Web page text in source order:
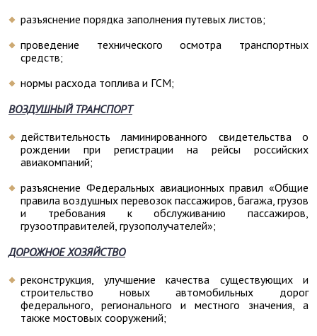
разъяснение порядка заполнения путевых листов;
проведение технического осмотра транспортных
средств;
нормы расхода топлива и ГСМ;
ВОЗДУШНЫЙ ТРАНСПОРТ
действительность ламинированного свидетельства о
рождении при регистрации на рейсы российских
авиакомпаний;
разъяснение Федеральных авиационных правил «Общие
правила воздушных перевозок пассажиров, багажа, грузов
и требования к обслуживанию пассажиров,
грузоотправителей, грузополучателей»;
ДОРОЖНОЕ ХОЗЯЙСТВО
реконструкция, улучшение качества существующих и
строительство новых автомобильных дорог
федерального, регионального и местного значения, а
также мостовых сооружений;